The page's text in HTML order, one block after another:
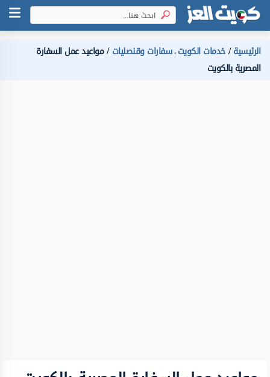
الرئيسية خدمات الكويت،سفارات وقنصليات مواعيد عمل السفارة
المصرية بالكويت